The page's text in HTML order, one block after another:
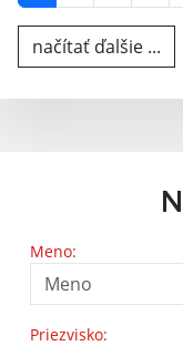
načítať ďalšie ...
Meno:
Priezvisko: